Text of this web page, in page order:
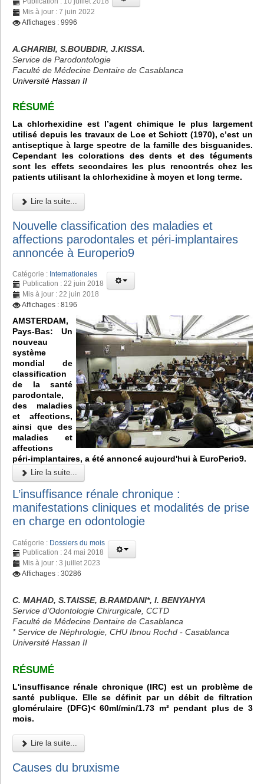
Mis à jour : 7 juin 2022
Affichages : 9996
A.GHARIBI, S.BOUBDIR, J.KISSA.
Service de Parodontologie
Faculté de Médecine Dentaire de Casablanca
Université Hassan II
RÉSUM É
La chlorhexidine est l’agent chimique le plus largement
utilisé depuis les travaux de Loe et Schiott (1970), c’est un
antiseptique à large spectre de la famille des bisguanides.
Cependant les colorations des dents et des téguments
sont les effets secondaires les plus rencontrés chez les
patients utilisant la chlorhexidine à moyen et long terme.
Lire la suite...
Nouvelle classification des maladies et
affections parodontales et péri-implantaires
annoncée à Europerio9
Catégorie : Internationales
Publication : 22 juin 2018
Mis à jour : 22 juin 2018
Affichages : 8196
AMSTERDAM,
Pays-Bas: Un
nouveau
système
mondial de
classification
de la santé
parodontale,
des maladies
et affections,
ainsi que des
maladies et
affections
péri-implantaires, a été annoncé aujourd'hui à EuroPerio9.
Lire la suite...
L’insuffisance rénale chronique :
manifestations cliniques et modalités de prise
en charge en odontologie
Catégorie : Dossiers du mois
Publication : 24 mai 2018
Mis à jour : 3 juillet 2023
Affichages : 30286
C. MAHAD, S.TAISSE, B.RAMDANI*, I. BENYAHYA
Service d’Odontologie Chirurgicale, CCTD
Faculté de Médecine Dentaire de Casablanca
* Service de Néphrologie, CHU Ibnou Rochd - Casablanca
Université Hassan II
RÉSUMÉ
L'insuffisance rénale chronique (IRC) est un problème de
santé publique. Elle se définit par un débit de filtration
glomérulaire (DFG)< 60ml/min/1.73 m² pendant plus de 3
mois.
Lire la suite...
Causes du bruxisme